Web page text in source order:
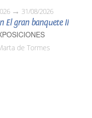
31/08/2026
El gran banquete II
de Tormes